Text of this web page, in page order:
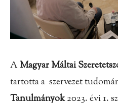
AMagyar Máltai
tartotta a szervezet
Tanulmányok2023. évi 1.